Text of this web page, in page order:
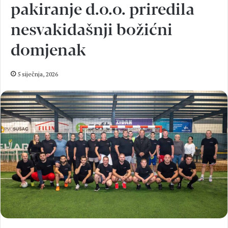
pakiranje d.o.o. priredila
nesvakidašnji božićni
domjenak
5 siječnja, 2026